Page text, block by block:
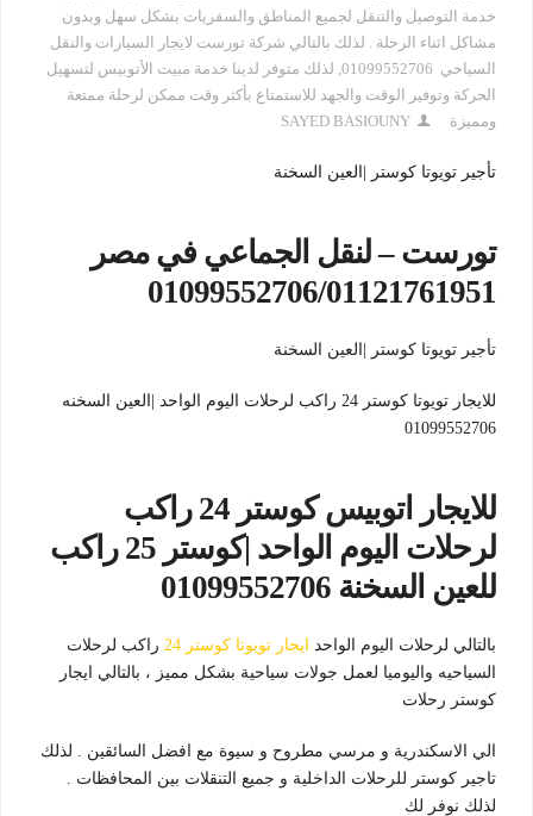
خدمة التوصيل والتنقل لجميع المناطق والسفريات بشكل سهل وبدون
مشاكل اثناء الرحلة . لذلك بالتالي شركة تورست لايجار السيارات والنقل
السياحي 01099552706
, لذلك متوفر لدينا خدمة مبيت الأتوبيس لتسهيل
الحركة وتوفير الوقت والجهد للاستمتاع بأكثر وقت ممكن لرحلة ممتعة
ومميزة
SAYED BASIOUNY
تأجير تويوتا كوستر |العين السخنة
تورست – لنقل الجماعي في مصر
01099552706/01121761951
تأجير تويوتا كوستر |العين السخنة
للايجار تويوتا كوستر 24 راكب لرحلات اليوم الواحد |العين السخنه
01099552706
للايجار اتوبيس كوستر 24 راكب
لرحلات اليوم الواحد |كوستر 25 راكب
للعين السخنة 01099552706
بالتالي لرحلات اليوم الواحد ايجار تويوتا كوستر 24
راكب لرحلات
السياحيه واليوميا لعمل جولات سياحية بشكل مميز ، بالتالي ايجار
كوستر رحلات
الي الاسكندرية و مرسي مطروح و سيوة مع افضل السائقين . لذلك
تاجير كوستر للرحلات الداخلية و جميع التنقلات بين المحافظات .
لذلك نوفر لك